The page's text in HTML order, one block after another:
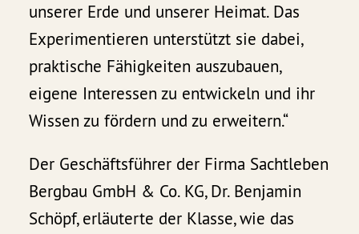
unserer Erde und unserer Heimat. Das
Experimentieren unterstützt sie dabei,
praktische Fähigkeiten auszubauen,
eigene Interessen zu entwickeln und ihr
Wissen zu fördern und zu erweitern.“
Der Geschäftsführer der Firma Sachtleben
Bergbau GmbH & Co. KG, Dr. Benjamin
Schöpf, erläuterte der Klasse, wie das